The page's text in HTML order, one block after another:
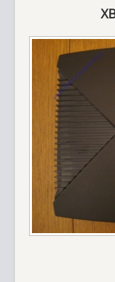
Commodore